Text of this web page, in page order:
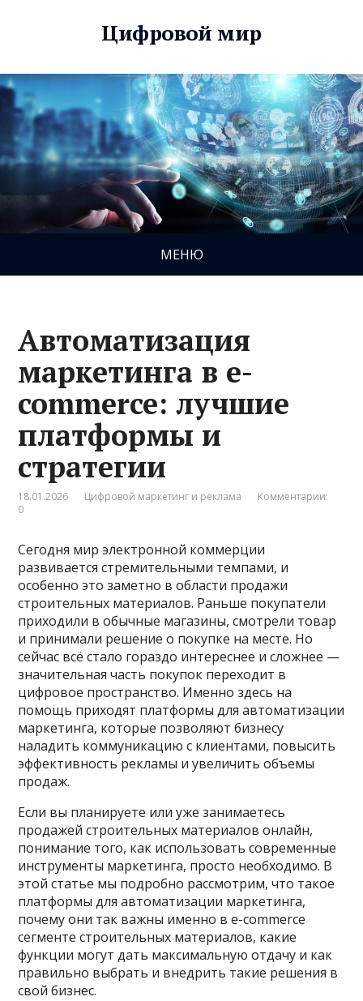
Цифровой мир
МЕНЮ
Автоматизация
маркетинга в e-
commerce: лучшие
платформы и
стратегии
18.01.2026 Цифровой маркетинг и реклама
Комментарии:
0
Сегодня мир электронной коммерции
развивается стремительными темпами, и
особенно это заметно в области продажи
строительных материалов. Раньше покупатели
приходили в обычные магазины, смотрели товар
и принимали решение о покупке на месте. Но
сейчас всё стало гораздо интереснее и сложнее —
значительная часть покупок переходит в
цифровое пространство. Именно здесь на
помощь приходят платформы для автоматизации
маркетинга, которые позволяют бизнесу
наладить коммуникацию с клиентами, повысить
эффективность рекламы и увеличить объемы
продаж.
Если вы планируете или уже занимаетесь
продажей строительных материалов онлайн,
понимание того, как использовать современные
инструменты маркетинга, просто необходимо. В
этой статье мы подробно рассмотрим, что такое
платформы для автоматизации маркетинга,
почему они так важны именно в e-commerce
сегменте строительных материалов, какие
функции могут дать максимальную отдачу и как
правильно выбрать и внедрить такие решения в
свой бизнес.